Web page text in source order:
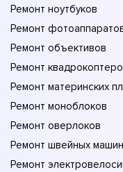
Ремонт ноутбуков
Ремонт
Ремонт объективов
Ремонт
Ремонт материнских
Ремонт моноблоков
Ремонт оверлоков
Ремонт швейных
Ремонт